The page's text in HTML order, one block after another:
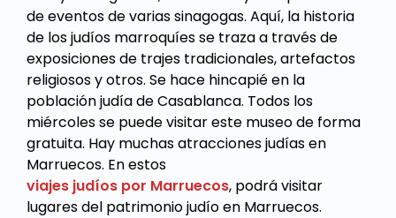
de eventos de varias sinagogas. Aquí, la historia
de los judíos marroquíes se traza a través de
exposiciones de trajes tradicionales, artefactos
religiosos y otros. Se hace hincapié en la
población judía de Casablanca. Todos los
miércoles se puede visitar este museo de forma
gratuita. Hay muchas atracciones judías en
Marruecos. En estos
viajes judíos por Marruecos, podrá visitar
lugares del patrimonio judío en Marruecos.